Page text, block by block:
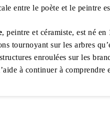
entre le poète et le peintre
, peintre et céramiste, est né
tournoyant sur les arbres
enroulées sur les
à continuer à